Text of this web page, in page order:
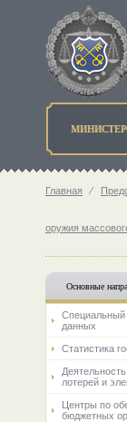
Главная ⁄
оружия
Основные
Специальный
данных
Статистика
лотерей и
Центры по
бюджетных